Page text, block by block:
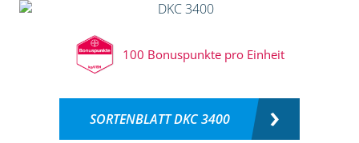
100 Bonuspunkte pro Einheit
SORTENBLATT DKC 3400